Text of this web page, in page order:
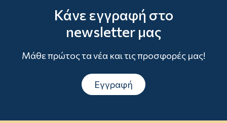
Κάνε εγγραφή στο
newsletter μας
Μάθε πρώτος τα νέα και τις προσφορές μας!
Εγγραφή